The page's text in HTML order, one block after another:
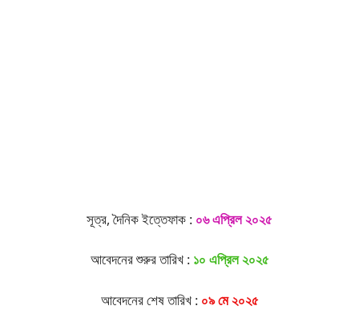
সূত্র, দৈনিক ইত্তেফাক : ০৬ এপ্রিল ২০২৫
আবেদনের শুরুর তারিখ : ১০ এপ্রিল ২০২৫
আবেদনের শেষ তারিখ : ০৯ মে ২০২৫